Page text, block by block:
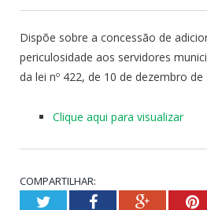
Dispõe sobre a concessão de
periculosidade aos servidores
da lei nº 422, de 10 de dezembro de
Clique aqui para visualizar
COMPARTILHAR:
TwitterFacebookGoogle+